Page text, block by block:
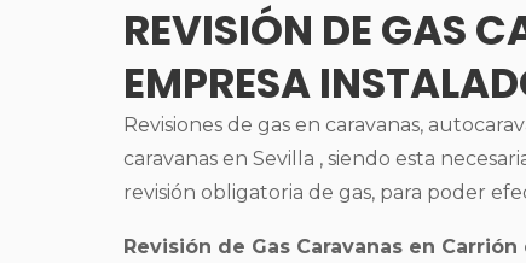
REVISIÓN DE GAS
EMPRESA
Revisiones de gas en caravanas,
caravanas en Sevilla , siendo esta
revisión obligatoria de gas, para poder
Revisión de Gas Caravanas en